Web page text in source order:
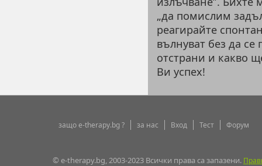
„да помислим
реагирайте
вълнуват без да се
отстрани и какво
Ви успех!
защо e-therapy.bg ? за нас Вход Тест Форум
© e-therapy.bg, 2003-2023 Всички права са запазени.